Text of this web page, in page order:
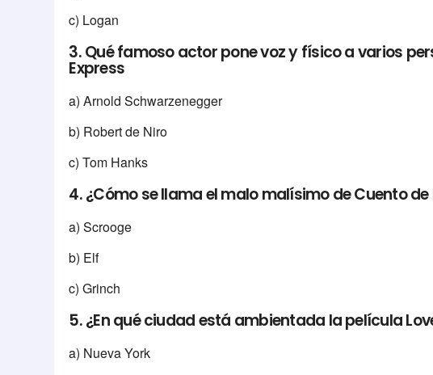
c) Logan
3. Qué famoso actor pone voz y físico a varios
Express
a) Arnold Schwarzenegger
b) Robert de Niro
c) Tom Hanks
4. ¿Cómo se llama el malo malísimo de Cuento
a) Scrooge
b) Elf
c) Grinch
5. ¿En qué ciudad está ambientada la película
a) Nueva York